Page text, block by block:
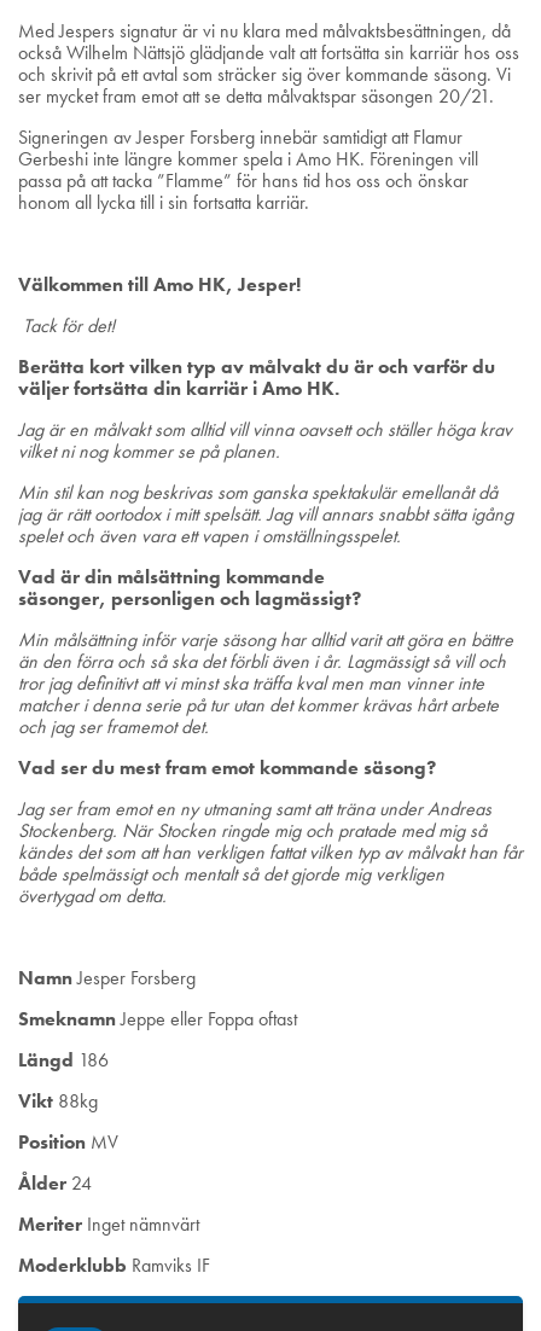
Med Jespers signatur är vi nu klara med målvaktsbesättningen, då
också Wilhelm Nättsjö glädjande valt att fortsätta sin karriär hos oss
och skrivit på ett avtal som sträcker sig över kommande säsong. Vi
ser mycket fram emot att se detta målvaktspar säsongen 20/21.
Signeringen av Jesper Forsberg innebär samtidigt att Flamur
Gerbeshi inte längre kommer spela i Amo HK. Föreningen vill
passa på att tacka ”Flamme” för hans tid hos oss och önskar
honom all lycka till i sin fortsatta karriär.
Välkommen till Amo HK, Jesper!
Tack för det!
Berätta kort vilken typ av målvakt du är och varför du
väljer fortsätta din karriär i Amo HK.
Jag är en målvakt som alltid vill vinna oavsett och ställer höga krav
vilket ni nog kommer se på planen.
Min stil kan nog beskrivas som ganska spektakulär emellanåt då
jag är rätt oortodox i mitt spelsätt. Jag vill annars snabbt sätta igång
spelet och även vara ett vapen i omställningsspelet.
Vad är din målsättning kommande
säsonger, personligenoch lagmässigt?
Min målsättning inför varje säsong har alltid varit att göra en bättre
än den förra och så ska det förbli även i år. Lagmässigt så vill och
tror jag definitivt att vi minst ska träffa kval men man vinner inte
matcher i denna serie på tur utan det kommer krävas hårt arbete
och jag ser framemot det.
Vad ser du mest fram emot kommande säsong?
Jag ser fram emot en ny utmaning samt att träna under Andreas
Stockenberg. När Stocken ringde mig och pratade med mig så
kändes det som att han verkligen fattat vilken typ av målvakt han får
både spelmässigt och mentalt så det gjorde mig verkligen
övertygad om detta.
NamnJesper Forsberg
SmeknamnJeppe eller Foppa oftast
Längd 186
Vikt 88kg
Position MV
Ålder 24
Meriter Inget nämnvärt
Moderklubb Ramviks IF